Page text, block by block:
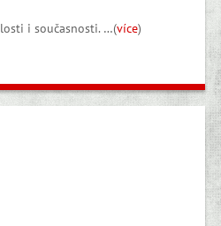
i současnosti. …(více)